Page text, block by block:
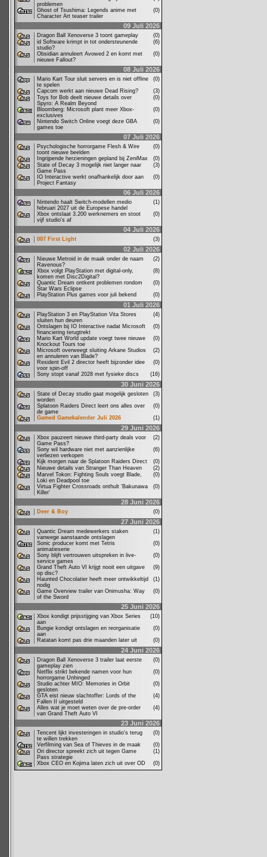
problemen
Ghost of Tsushima: Legends anime met
Character Art teaser trailer
(0)
09 Juli 2026
Dragon Ball Xenoverse 3 toont gameplay
(0)
id Software krimpt in tot ondersteunende
studio?
(6)
Obsidian annuleert Avowed 2 en komt met
nieuwe Fallout?
(0)
08 Juli 2026
Mario Kart Tour sluit servers en is niet offline
te spelen
(0)
Capcom werkt aan nieuwe Dead Rising?
(3)
Toys for Bob deelt nieuwe details over
Spyro: A Realm Beyond
(0)
Bloomberg: Microsoft plant meer Xbox-
exclusives
(0)
Nintendo Switch Online voegt deze GBA
games toe
(0)
07 Juli 2026
Psychologische horrorgame Flesh & Wire
toont nieuwe beelden
(0)
Ingrijpende herzieningen gepland bij ZeniMax
(0)
State of Decay 3 mogelijk niet langer naar
Game Pass
(3)
IO Interactive werkt onafhankelijk door aan
Project Fantasy
(0)
06 Juli 2026
Nintendo haalt Switch-modellen medio
februari 2027 uit de Europese handel
(1)
Xbox ontslaat 3.200 werknemers en stoot
vijf studio's af
(0)
04 Juli 2026
007 First Light (3)
02 Juli 2026
Nieuwe Metroid in de maak onder de naam
Ravenous?
(2)
Xbox volgt PlayStation met digital-only,
komen met Disc2Digital?
(8)
Quantic Dream ontkent problemen rondom
Star Wars Eclipse
(0)
PlayStation Plus games voor juli bekend
(0)
01 Juli 2026
PlayStation 3 en PlayStation Vita Stores
sluiten hun deuren
(4)
Ontslagen bij IO Interactive nadat Microsoft
financiering terugtrekt
(0)
Mario Kart World update voegt twee nieuwe
Knockout Tours toe
(0)
Microsoft overweegt sluiting Arkane Studios
en annuleren van Blade?
(2)
Resident Evil 2 director heeft bijzonder idee
voor spin-off
(0)
Sony stopt vanaf 2028 met fysieke discs
(16)
30 Juni 2026
State of Decay studio gaat mogelijk gesloten
worden
(3)
Splatoon Raiders Direct leert ons alles over
de game
(0)
Gamed Gamekalender Juli 2026
(1)
29 Juni 2026
Xbox pauzeert nieuwe third-party deals voor
Game Pass?
(2)
Sony wil hardware niet met aanzienlijke
verliezen verkopen
(6)
Kijk morgen naar de Splatoon Raiders Direct
(0)
Nieuwe details van Stranger Than Heaven
(2)
Marvel Tokon: Fighting Souls voegt Blade,
Loki en Deadpool toe
(0)
Virtua Fighter Crossroads onthult ‘Bakunawa
Killer’
(0)
28 Juni 2026
Deer & Boy (0)
27 Juni 2026
Quantic Dream medewerkers staken
vanwege aanstaande ontslagen
(1)
Sonic producer komt met Tetris
animatieserie
(0)
Sony blijft vertrouwen uitspreken in live-
service games
(0)
Grand Theft Auto VI krijgt nooit een uitgave
op disc?
(9)
Haunted Chocolatier heeft meer ontwikkeltijd
nodig
(1)
Game Overview trailer van Onimusha: Way
of the Sword
(0)
25 Juni 2026
Xbox kondigt prijsstijging van Xbox Series
aan
(10)
Bungie kondigt ontslagen en reorganisatie
aan
(0)
Ratatan komt pas drie maanden later uit
(0)
24 Juni 2026
Dragon Ball Xenoverse 3 trailer laat eerste
gameplay zien
(0)
Netflix strikt bekende namen voor hun
horrorgame Unhinged
(0)
Studio achter MIO: Memories in Orbit
gesloten
(0)
GTA eist nieuw slachtoffer: Lords of the
Fallen II uitgesteld
(4)
Alles wat je moet weten over de pre-order
van Grand Theft Auto VI
(4)
23 Juni 2026
Tencent lijkt investeringen in studio's terug
te willen trekken
(0)
Verfilming van Sea of Thieves in de maak
(0)
Ori director spreekt zich uit tegen Game
Pass strategie
(1)
Xbox CEO en Kojima laten zich uit over OD
(0)